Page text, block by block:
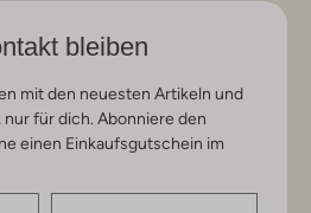
bleiben
mit den neuesten Artikeln und
für dich. Abonniere den
einen Einkaufsgutschein im